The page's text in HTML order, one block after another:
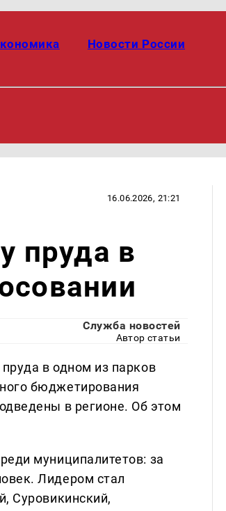
Новости России
16.06.2026, 21:21
пруда в
Служба новостей
Автор статьи
в одном из парков
бюджетирования
в регионе. Об этом
муниципалитетов: за
Лидером стал
Суровикинский,